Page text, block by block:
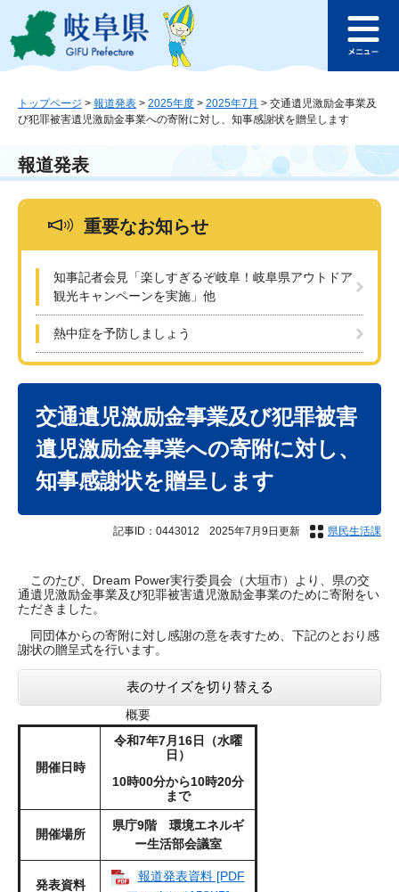
ジ
ュ
本
このページの本文へ
ュ
トップページ > 報道発表 > 2025年度 > 2025年7月 > 交通遺児激励金事業及
び犯罪被害遺児激励金事業への寄附に対し、知事感謝状を贈呈します
報道発表
重要なお知らせ
知事記者会見「楽しすぎるぞ岐阜！岐阜県アウトドア
観光キャンペーンを実施」他
熱中症を予防しましょう
交通遺児激励金事業及び犯罪被害
遺児激励金事業への寄附に対し、
知事感謝状を贈呈します
記事ID：0443012 2025年7月9日更新 県民生活課
このたび、Dream Power実行委員会（大垣市）より、県の交
通遺児激励金事業及び犯罪被害遺児激励金事業のために寄附をい
ただきました。
同団体からの寄附に対し感謝の意を表すため、下記のとおり感
謝状の贈呈式を行います。
表のサイズを切り替える
概要
開催日時
令和7年7月16日（水曜
日）
10時00分から10時20分
まで
開催場所
県庁9階 環境エネルギ
ー生活部会議室
発表資料
報道発表資料 [PDF